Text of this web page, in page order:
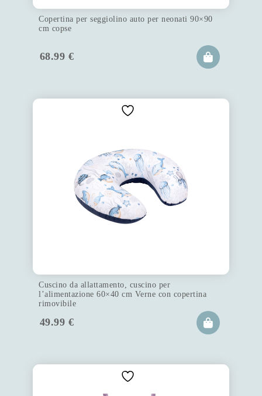
Copertina per seggiolino auto per neonati 90×90
cm copse
68.99 €
Cuscino da allattamento, cuscino per
l’alimentazione 60×40 cm Verne con copertina
rimovibile
49.99 €